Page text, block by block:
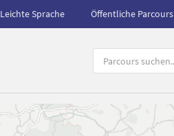
Leichte Sprache Öffentliche Parcours